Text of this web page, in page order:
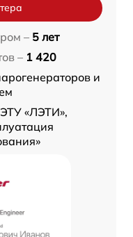
– 5 лет
– 1 420
и
«ЛЭТИ»,